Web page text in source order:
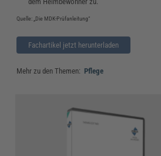
Quelle: „Die MDK-Prüfanleitung“
Fachartikel jetzt herunterladen
Mehr zu den Themen: Pflege